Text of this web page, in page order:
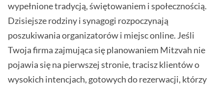
wypełnione tradycją, świętowaniem i społecznością.
Dzisiejsze rodziny i synagogi rozpoczynają
poszukiwania organizatorów i miejsc online. Jeśli
Twoja firma zajmująca się planowaniem Mitzvah nie
pojawia się na pierwszej stronie, tracisz klientów o
wysokich intencjach, gotowych do rezerwacji, którzy